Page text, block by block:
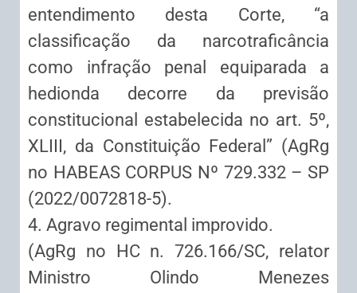
entendimento desta Corte, “a
classificação da narcotraficância
como infração penal equiparada a
hedionda decorre da previsão
constitucional estabelecida no art. 5º,
XLIII, da Constituição Federal” (AgRg
no HABEAS CORPUS Nº 729.332 – SP
(2022/0072818-5).
4. Agravo regimental improvido.
(AgRg no HC n. 726.166/SC, relator
Ministro Olindo Menezes